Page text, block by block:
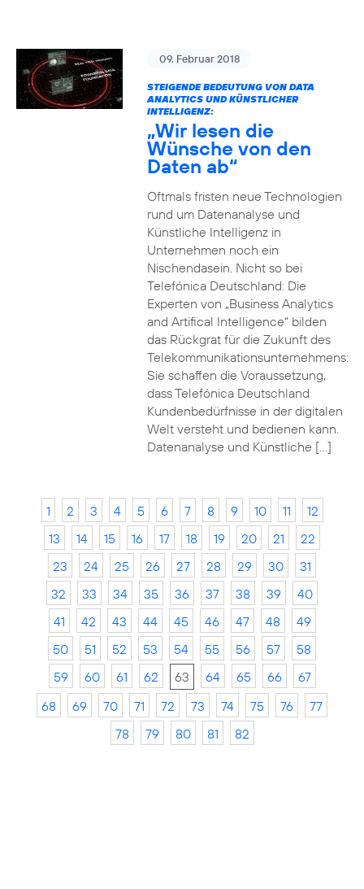
09. Februar 2018
STEIGENDE BEDEUTUNG VON DATA
ANALYTICS UND KÜNSTLICHER
INTELLIGENZ:
„Wir lesen die
Wünsche von den
Daten ab“
Oftmals fristen neue Technologien
rund um Datenanalyse und
Künstliche Intelligenz in
Unternehmen noch ein
Nischendasein. Nicht so bei
Telefónica Deutschland: Die
Experten von „Business Analytics
and Artifical Intelligence“ bilden
das Rückgrat für die Zukunft des
Telekommunikationsunternehmens:
Sie schaffen die Voraussetzung,
dass Telefónica Deutschland
Kundenbedürfnisse in der digitalen
Welt versteht und bedienen kann.
Datenanalyse und Künstliche […]
1 2 3 4 5 6 7 8 9 10 11
12
13
14 15 16 17 18 19 20 21
22
23
24 25 26 27 28 29 30
31
32
33 34 35 36 37 38 39
40
41
42 43 44 45 46 47 48
49
50
51 52 53 54 55 56 57
58
59
60 61 62 63 64 65 66
67
68
69 70 71 72 73 74 75 76
77
78
79 80 81 82